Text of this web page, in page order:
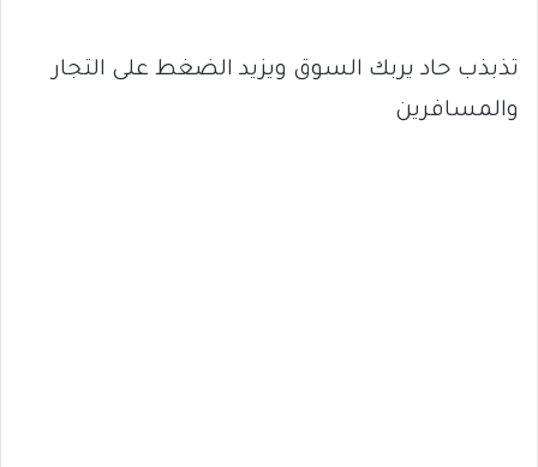
تذبذب حاد يربك السوق ويزيد الضغط على التجار
والمسافرين